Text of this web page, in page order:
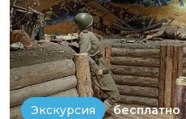
Экскурсия бесплатно